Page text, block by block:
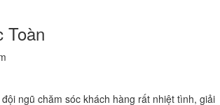
Toàn
ngũ chăm sóc khách hàng rất nhiệt tình, giải